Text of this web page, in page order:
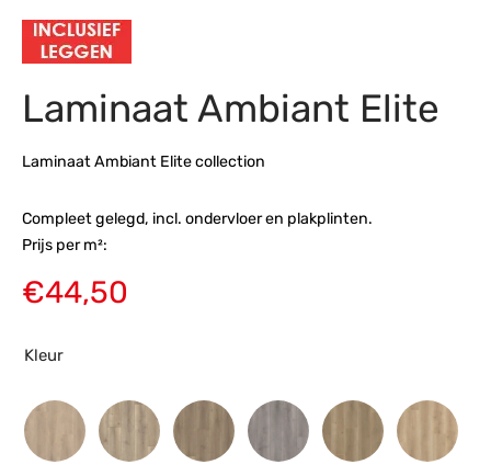
Laminaat Ambiant Elite
Laminaat Ambiant Elite collection
Compleet gelegd, incl. ondervloer en plakplinten.
Prijs per m²:
€44,50
Kleur
Toonmodellen
toonmodel
PVC
PVC
en montageservice